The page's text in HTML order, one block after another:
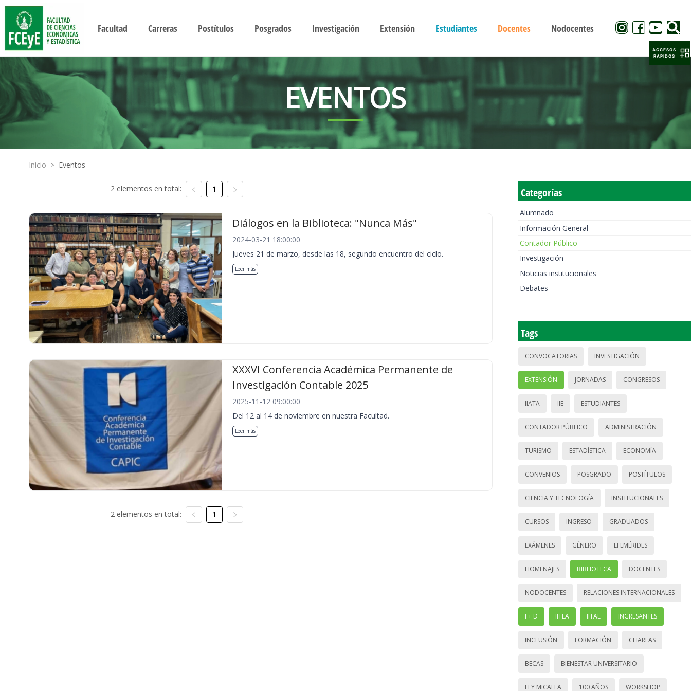
Facultad Carreras Postítulos Posgrados Investigación Extensión Estudiantes Docentes Nodocentes
EVENTOS
Inicio > Eventos
2 elementos en total: 1
Diálogos en la Biblioteca: "Nunca Más"
2024-03-21 18:00:00
Jueves 21 de marzo, desde las 18, segundo encuentro del ciclo.
Leer más
XXXVI Conferencia Académica Permanente de
Investigación Contable 2025
2025-11-12 09:00:00
Del 12 al 14 de noviembre en nuestra Facultad.
Leer más
2 elementos en total: 1
Categorías
Alumnado
Información General
Contador Público
Investigación
Noticias institucionales
Debates
Tags
CONVOCATORIAS INVESTIGACIÓN
EXTENSIÓN JORNADAS CONGRESOS
IIATA IIE ESTUDIANTES
CONTADOR PÚBLICO ADMINISTRACIÓN
TURISMO ESTADÍSTICA ECONOMÍA
CONVENIOS POSGRADO POSTÍTULOS
CIENCIA Y TECNOLOGÍA INSTITUCIONALES
CURSOS INGRESO GRADUADOS
EXÁMENES GÉNERO EFEMÉRIDES
HOMENAJES BIBLIOTECA DOCENTES
NODOCENTES RELACIONES INTERNACIONALES
I + D IITEA IITAE INGRESANTES
INCLUSIÓN FORMACIÓN CHARLAS
BECAS BIENESTAR UNIVERSITARIO
LEY MICAELA 100 AÑOS WORKSHOP
ACCESOS
RAPIDOS